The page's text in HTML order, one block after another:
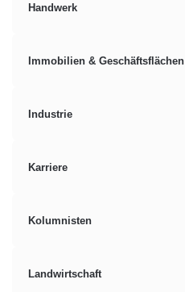
Handwerk
Immobilien & Geschäftsflächen
Industrie
Karriere
Kolumnisten
Landwirtschaft